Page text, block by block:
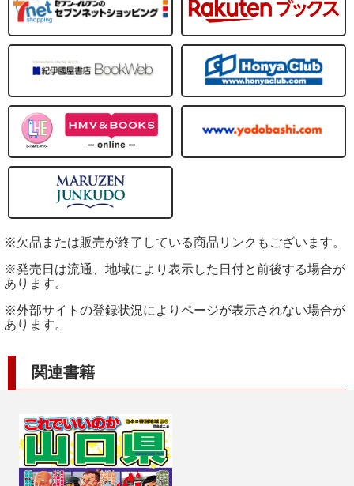
※欠品または販売が終了している商品リンクもございます。
※発売日は流通、地域により表示した日付と前後する場合が
あります。
※外部サイトの登録状況によりページが表示されない場合が
あります。
関連書籍